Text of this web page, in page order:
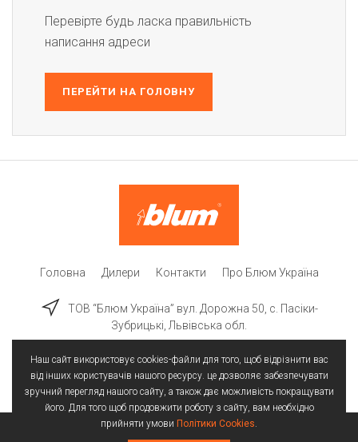
Перевірте будь ласка правильність
написання адреси
ПЕРЕЙТИ НА ГОЛОВНУ
Головна Дилери Контакти Про Блюм Україна
ТОВ “Блюм Україна” вул. Дорожна 50, c. Пасіки-
Зубрицькі, Львівська обл.
Наш сайт використовує cookies-файли для того, щоб відрізнити вас
від інших користувачів нашого ресурсу. це дозволяє забезпечувати
зручний перегляд нашого сайту, а також дає можливість покращувати
його. Для того щоб продовжити роботу з сайту, вам необхідно
прийняти умови Політики Cookies.